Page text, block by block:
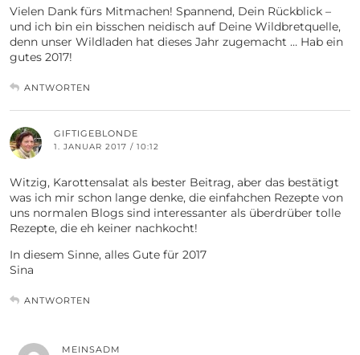
Vielen Dank fürs Mitmachen! Spannend, Dein Rückblick –
und ich bin ein bisschen neidisch auf Deine Wildbretquelle,
denn unser Wildladen hat dieses Jahr zugemacht … Hab ein
gutes 2017!
ANTWORTEN
GIFTIGEBLONDE
1. JANUAR 2017 / 10:12
Witzig, Karottensalat als bester Beitrag, aber das bestätigt
was ich mir schon lange denke, die einfahchen Rezepte von
uns normalen Blogs sind interessanter als überdrüber tolle
Rezepte, die eh keiner nachkocht!
In diesem Sinne, alles Gute für 2017
Sina
ANTWORTEN
MEINSADM